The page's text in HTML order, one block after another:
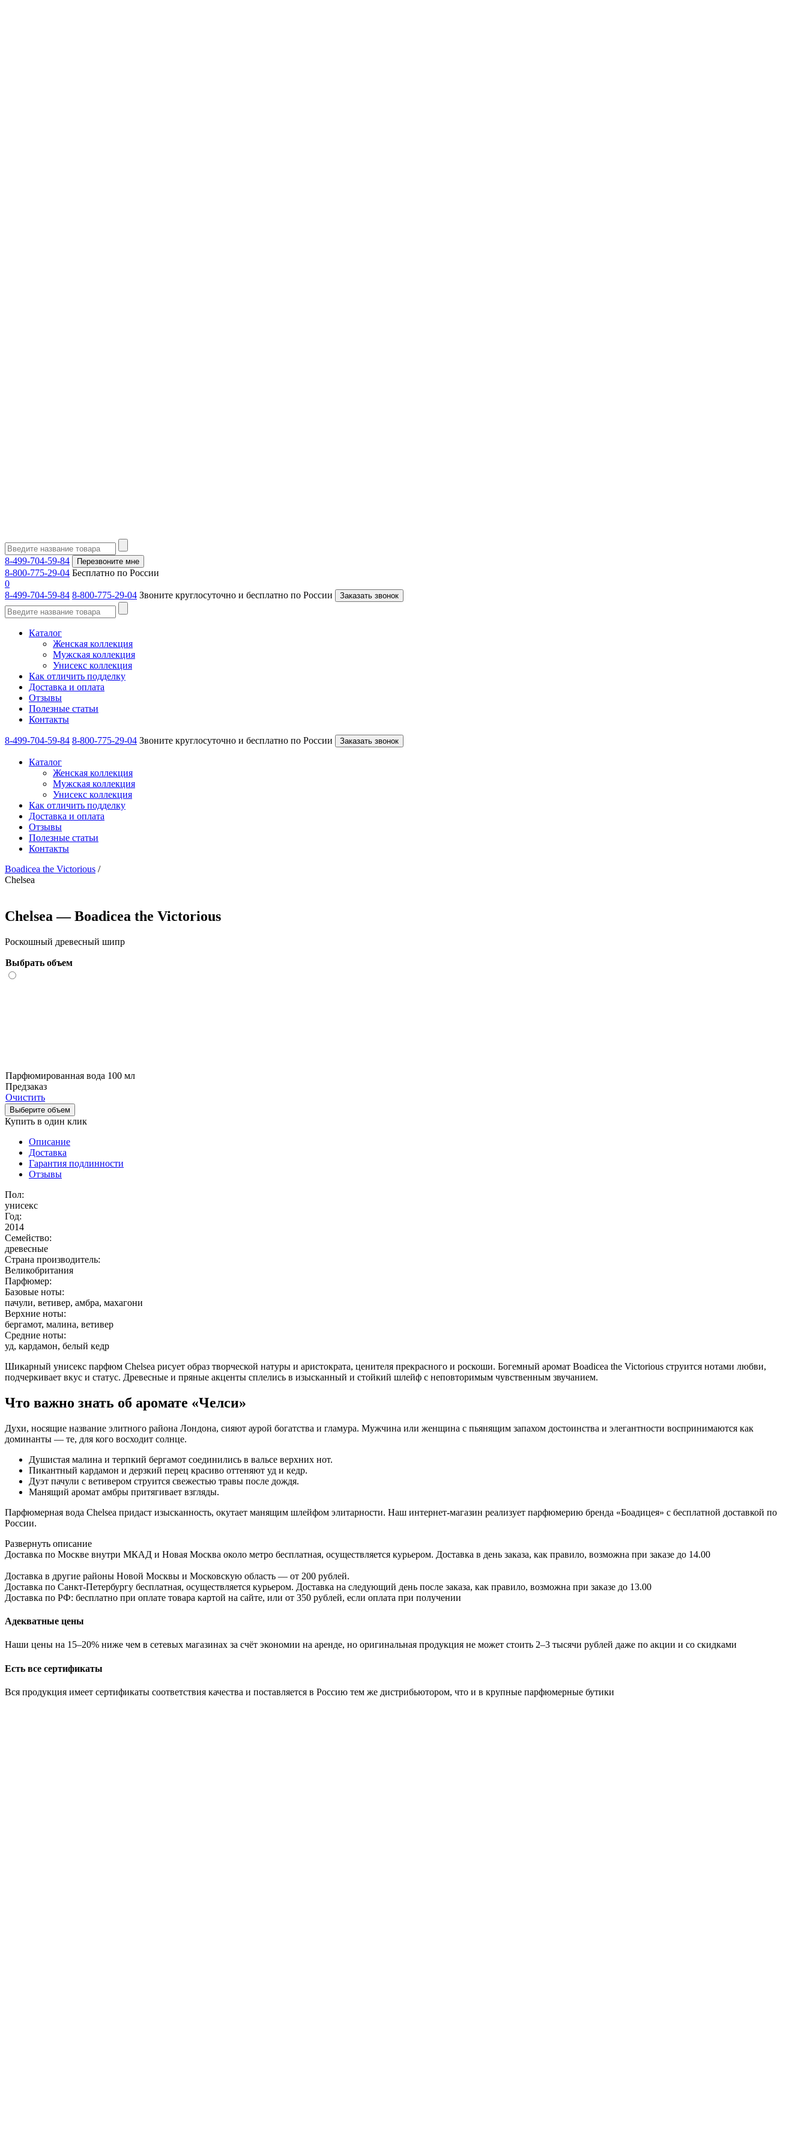
8-499-704-59-84 Перезвоните мне
8-800-775-29-04 Бесплатно по России
0
8-499-704-59-84 8-800-775-29-04 Звоните круглосуточно и бесплатно по России Заказать звонок
Каталог
Женская коллекция
Мужская коллекция
Унисекс коллекция
Как отличить подделку
Доставка и оплата
Отзывы
Полезные статьи
Контакты
8-499-704-59-84 8-800-775-29-04 Звоните круглосуточно и бесплатно по России Заказать звонок
Каталог
Женская коллекция
Мужская коллекция
Унисекс коллекция
Как отличить подделку
Доставка и оплата
Отзывы
Полезные статьи
Контакты
Boadicea the Victorious /
Chelsea
Chelsea — Boadicea the Victorious
Роскошный древесный шипр
Выбрать объем
Парфюмированная вода 100 мл
Предзаказ
Очистить
Выберите объем
Купить в один клик
Описание
Доставка
Гарантия подлинности
Отзывы
Пол:
унисекс
Год:
2014
Семейство:
древесные
Страна производитель:
Великобритания
Парфюмер:
Базовые ноты:
пачули, ветивер, амбра, махагони
Верхние ноты:
бергамот, малина, ветивер
Средние ноты:
уд, кардамон, белый кедр
Шикарный унисекс парфюм Chelsea рисует образ творческой натуры и аристократа, ценителя прекрасного и роскоши. Богемный аромат Boadicea the Victorious струится нотами любви,
подчеркивает вкус и статус. Древесные и пряные акценты сплелись в изысканный и стойкий шлейф с неповторимым чувственным звучанием.
Что важно знать об аромате «Челси»
Духи, носящие название элитного района Лондона, сияют аурой богатства и гламура. Мужчина или женщина с пьянящим запахом достоинства и элегантности воспринимаются как
доминанты — те, для кого восходит солнце.
Душистая малина и терпкий бергамот соединились в вальсе верхних нот.
Пикантный кардамон и дерзкий перец красиво оттеняют уд и кедр.
Дуэт пачули с ветивером струится свежестью травы после дождя.
Манящий аромат амбры притягивает взгляды.
Парфюмерная вода Chelsea придаст изысканность, окутает манящим шлейфом элитарности. Наш интернет-магазин реализует парфюмерию бренда «Боадицея» с бесплатной доставкой по
России.
Развернуть описание
Доставка по Москве внутри МКАД и Новая Москва около метро бесплатная, осуществляется курьером. Доставка в день заказа, как правило, возможна при заказе до 14.00
Доставка в другие районы Новой Москвы и Московскую область — от 200 рублей.
Доставка по Санкт-Петербургу бесплатная, осуществляется курьером. Доставка на следующий день после заказа, как правило, возможна при заказе до 13.00
Доставка по РФ: бесплатно при оплате товара картой на сайте, или от 350 рублей, если оплата при получении
Адекватные цены
Наши цены на 15–20% ниже чем в сетевых магазинах за счёт экономии на аренде, но оригинальная продукция не может стоить 2–3 тысячи рублей даже по акции и со скидками
Есть все сертификаты
Вся продукция имеет сертификаты соответствия качества и поставляется в Россию тем же дистрибьютором, что и в крупные парфюмерные бутики